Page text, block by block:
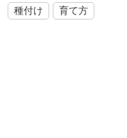
種付け
育て方